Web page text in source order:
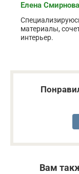
Елена Смирнова
материалы,
интерьер.
Вам